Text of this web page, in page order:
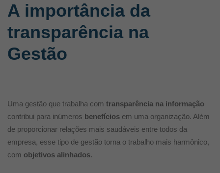
A importância da
transparência na
Gestão
Uma gestão que trabalha com transparência na informação
contribui para inúmeros benefícios em uma organização. Além
de proporcionar relações mais saudáveis entre todos da
empresa, esse tipo de gestão torna o trabalho mais harmônico,
com objetivos alinhados.